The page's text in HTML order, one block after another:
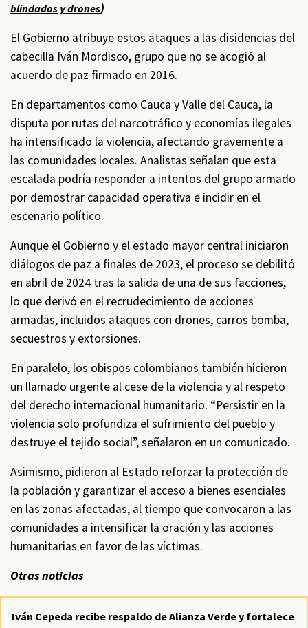
blindados y drones)
El Gobierno atribuye estos ataques a las disidencias del
cabecilla Iván Mordisco, grupo que no se acogió al
acuerdo de paz firmado en 2016.
En departamentos como Cauca y Valle del Cauca, la
disputa por rutas del narcotráfico y economías ilegales
ha intensificado la violencia, afectando gravemente a
las comunidades locales. Analistas señalan que esta
escalada podría responder a intentos del grupo armado
por demostrar capacidad operativa e incidir en el
escenario político.
Aunque el Gobierno y el estado mayor central iniciaron
diálogos de paz a finales de 2023, el proceso se debilitó
en abril de 2024 tras la salida de una de sus facciones,
lo que derivó en el recrudecimiento de acciones
armadas, incluidos ataques con drones, carros bomba,
secuestros y extorsiones.
En paralelo, los obispos colombianos también hicieron
un llamado urgente al cese de la violencia y al respeto
del derecho internacional humanitario. “Persistir en la
violencia solo profundiza el sufrimiento del pueblo y
destruye el tejido social”, señalaron en un comunicado.
Asimismo, pidieron al Estado reforzar la protección de
la población y garantizar el acceso a bienes esenciales
en las zonas afectadas, al tiempo que convocaron a las
comunidades a intensificar la oración y las acciones
humanitarias en favor de las víctimas.
Otras noticias
Iván Cepeda recibe respaldo de Alianza Verde y fortalece